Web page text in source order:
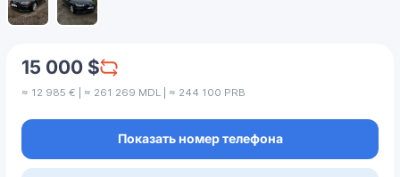
15 000 $
≈ 12 985 € | ≈ 261 269 MDL | ≈ 244 100 PRB
Показать номер телефона